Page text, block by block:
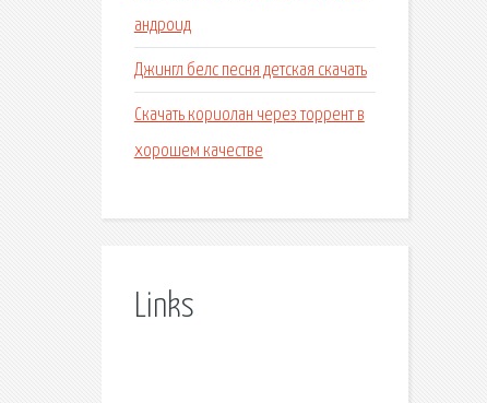
андроид
Джингл белс песня детская скачать
Скачать кориолан через торрент в
хорошем качестве
Links